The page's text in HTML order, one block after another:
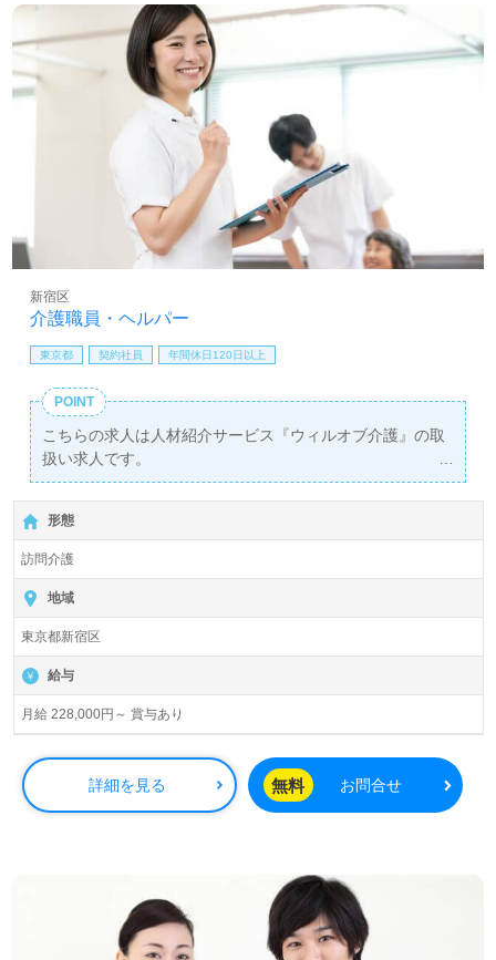
介護職員・ヘルパー
新宿区
東京都 契約社員 年間休日120日以上
POINT
こちらの求人は人材紹介サービス『ウィルオブ介護』の取
扱い求人です。
詳細に関してお気軽にご相談ください♪
【無料】で皆さんの転職活動をサポートいたします。
形態
訪問介護
地域
東京都新宿区
給与
月給 228,000円～ 賞与あり
詳細を見る 無料 お問合せ